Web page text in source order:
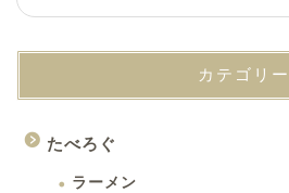
カテゴリー
たべろぐ
ラーメン